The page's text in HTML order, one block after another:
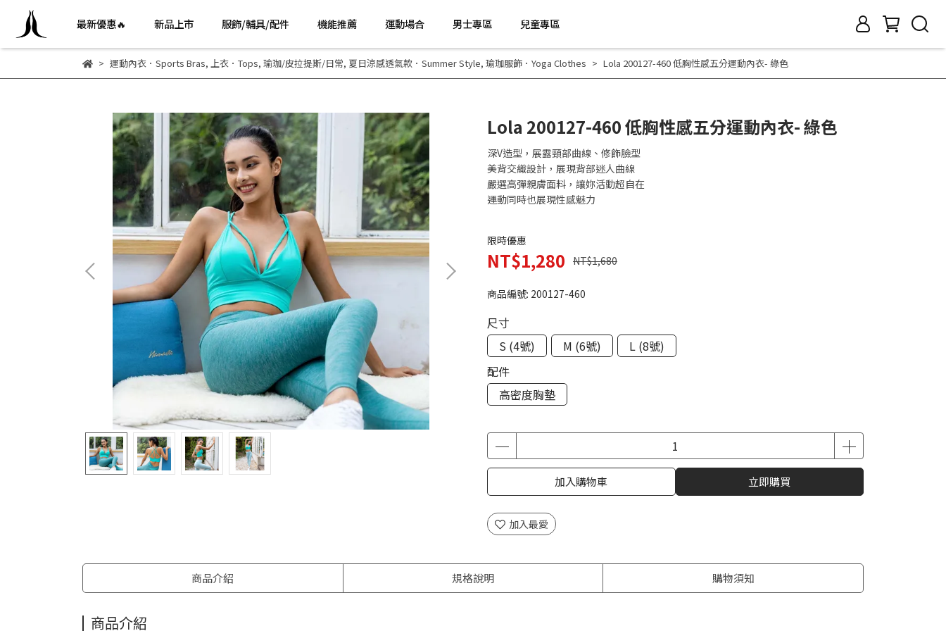
最新優惠🔥 新品上市 服飾/輔具/配件 機能推薦 運動場合 男士專區 兒童專區
運動內衣．Sports Bras, 上衣．Tops, 瑜珈/皮拉提斯/日常, 夏日涼感透氣款．Summer Style, 瑜珈服飾．Yoga Clothes Lola 200127-460 低胸性感五分運動內衣- 綠色
Lola 200127-460 低胸性感五分運動內衣- 綠色
深V造型，展露頸部曲線、修飾臉型
美背交織設計，展現背部迷人曲線
嚴選高彈親膚面料，讓妳活動超自在
運動同時也展現性感魅力
限時優惠
NT$1,280 NT$1,680
商品編號: 200127-460
尺寸
S (4號)
M (6號)
L (8號)
配件
高密度胸墊
加入購物車 立即購買
加入最愛
商品介紹 規格說明 購物須知
商品介紹